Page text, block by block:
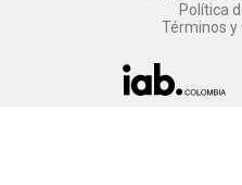
Política
Términos y